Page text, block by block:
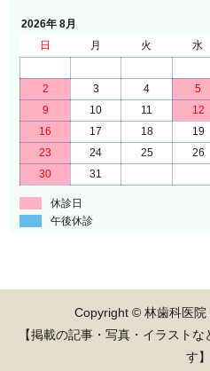
2026年 8月
日
月 火 水
2
3 4 5
9
10 11 12
16
17 18 19
23
24 25 26
30
31
休診日
午後休診
Copyright © 林歯科医院
【掲載の記事・写真・イラスト
す】